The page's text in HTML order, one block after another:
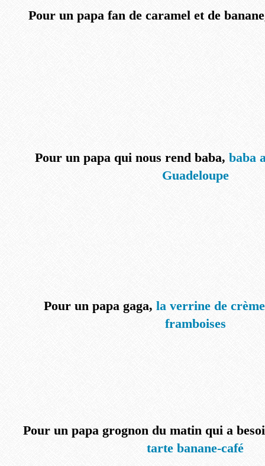
Pour un papa fan de caramel et de
Pour un papa qui nous rend baba, baba
Guadeloupe
Pour un papa gaga, la verrine de
framboises
Pour un papa grognon du matin qui a
tarte banane-café